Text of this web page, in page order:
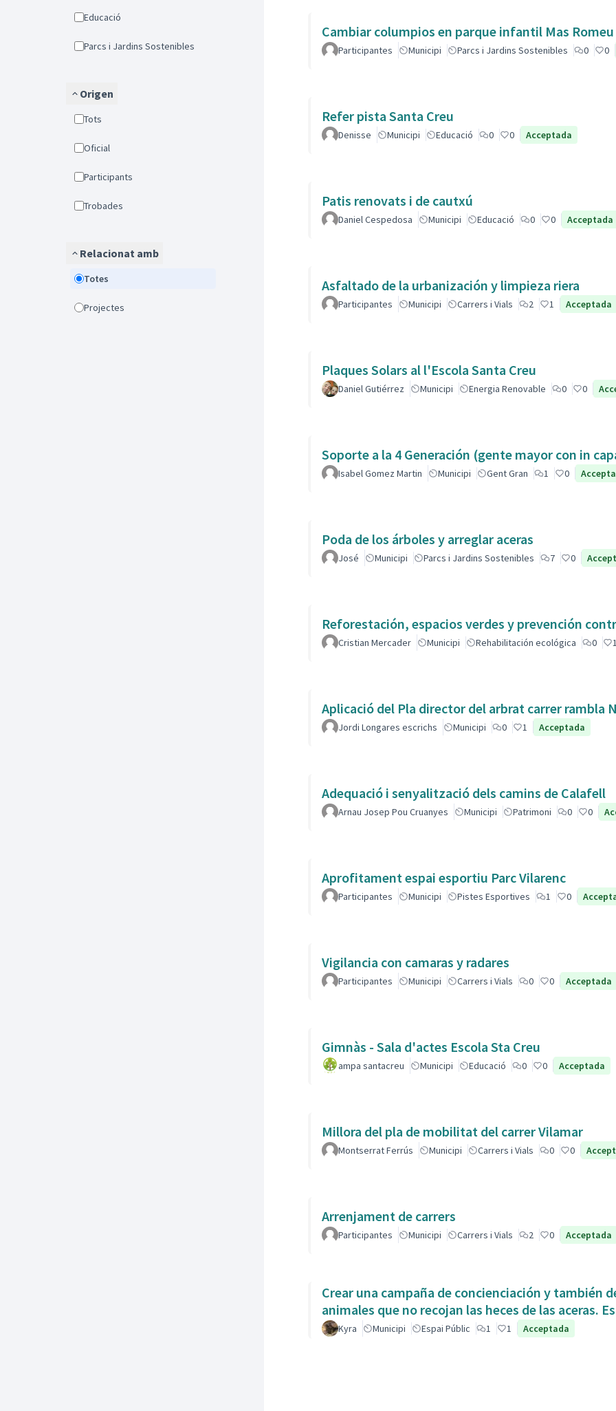
Educació
Parcs i Jardins Sostenibles
Origen
Tots
Oficial
Participants
Trobades
Relacionat amb
Totes
Projectes
Cambiar columpios en parque infantil Mas Romeu
Participantes Municipi Parcs i Jardins Sostenibles 0 0
Refer pista Santa Creu
Denisse Municipi Educació 0 0 Acceptada
Patis renovats i de cautxú
Daniel Cespedosa Municipi Educació 0 0 Acceptada
Asfaltado de la urbanización y limpieza riera
Participantes Municipi Carrers i Vials 2 1 Acceptada
Plaques Solars al l'Escola Santa Creu
Daniel Gutiérrez Municipi Energia Renovable 0 0
Soporte a la 4 Generación (gente mayor con in
Isabel Gomez Martin Municipi Gent Gran 1 0
Poda de los árboles y arreglar aceras
José Municipi Parcs i Jardins Sostenibles 7 0
Reforestación, espacios verdes y prevención
Cristian Mercader Municipi Rehabilitación ecológica 0
Aplicació del Pla director del arbrat carrer rambla
Jordi Longares escrichs Municipi 0 1 Acceptada
Adequació i senyalització dels camins de Calafell
Arnau Josep Pou Cruanyes Municipi Patrimoni 0 0
Aprofitament espai esportiu Parc Vilarenc
Participantes Municipi Pistes Esportives 1 0
Vigilancia con camaras y radares
Participantes Municipi Carrers i Vials 0 0 Acceptada
Gimnàs - Sala d'actes Escola Sta Creu
ampa santacreu Municipi Educació 0 0 Acceptada
Millora del pla de mobilitat del carrer Vilamar
Montserrat Ferrús Municipi Carrers i Vials 0 0
Arrenjament de carrers
Participantes Municipi Carrers i Vials 2 0 Acceptada
Crear una campaña de concienciación y también
animales que no recojan las heces de las aceras.
Kyra Municipi Espai Públic 1 1 Acceptada